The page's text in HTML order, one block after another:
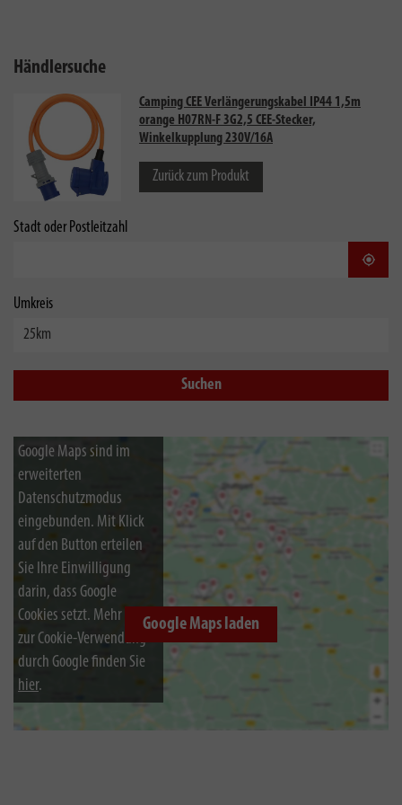
Händlersuche
Camping CEE Verlängerungskabel IP44 1,5m
orange H07RN-F 3G2,5 CEE-Stecker,
Winkelkupplung 230V/16A
Zurück zum Produkt
Stadt oder Postleitzahl
Umkreis
Suchen
Google Maps sind im
erweiterten
Datenschutzmodus
eingebunden. Mit Klick
auf den Button erteilen
Sie Ihre Einwilligung
darin, dass Google
Cookies setzt. Mehr Infos
zur Cookie-Verwendung
durch Google finden Sie
hier.
Google Maps laden